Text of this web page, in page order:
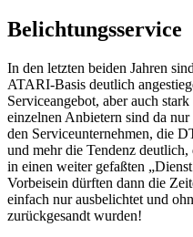
Belichtungsservice
In den letzten beiden Jahren
ATARI-Basis deutlich
Serviceangebot, aber auch
einzelnen Anbietern sind da
den Serviceunternehmen, die
und mehr die Tendenz
in einen weiter gefaßten
Vorbeisein dürften dann die
einfach nur ausbelichtet und
zurückgesandt wurden!